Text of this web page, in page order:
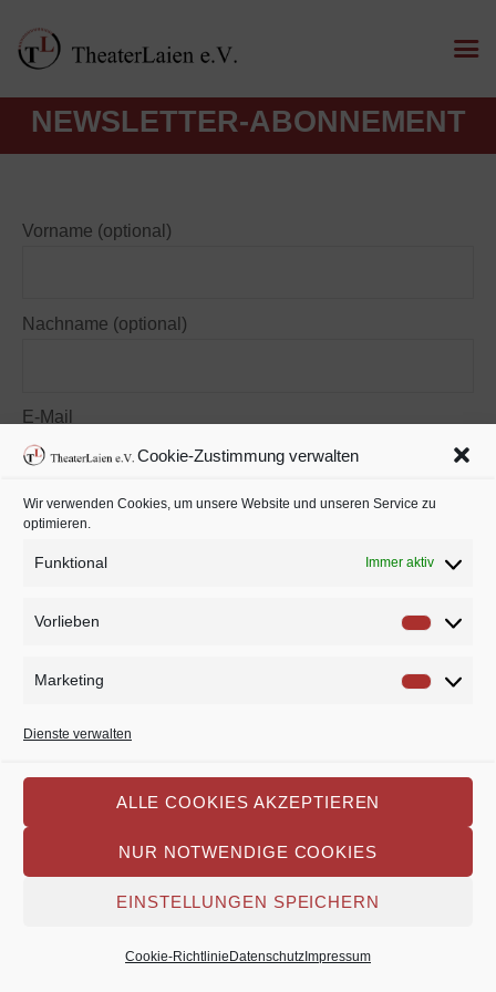
Cookie-Zustimmung verwalten
Wir verwenden Cookies, um unsere Website und unseren Service zu
optimieren.
Funktional Immer aktiv
Vorlieben
Marketing
Dienste verwalten
ALLE COOKIES AKZEPTIEREN
NUR NOTWENDIGE COOKIES
EINSTELLUNGEN SPEICHERN
Cookie-Richtlinie Datenschutz Impressum
NEWSLETTER-ABONNEMENT
Vorname (optional)
Nachname (optional)
E-Mail
TheaterLaien e. V. Newsletter
Ich habe die hier verlinkten Hinweise zum
Datenschutz gelesen und stimme zu, dass meine Daten
genanntem Thema aufzunehmen.
Datenschutz Impressum Cookie-Richtlinie